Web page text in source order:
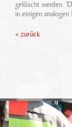
gelöscht werden.
in einigen
« zurück